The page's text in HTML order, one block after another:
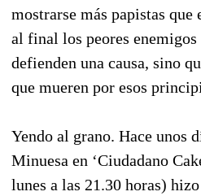
mostrarse más papistas que
al final los peores enemigos
defienden una causa, sino
que mueren por esos
Yendo al grano. Hace unos
Minuesa en ‘Ciudadano
lunes a las 21.30 horas)